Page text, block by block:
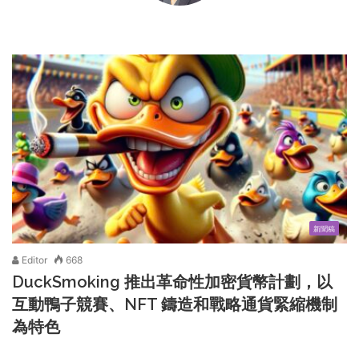
新聞稿
Editor 668
DuckSmoking 推出革命性加密貨幣計劃，以
互動鴨子競賽、NFT 鑄造和戰略通貨緊縮機制
為特色